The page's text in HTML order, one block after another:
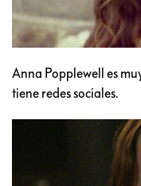
Anna Popplewell es
tiene redes sociales.